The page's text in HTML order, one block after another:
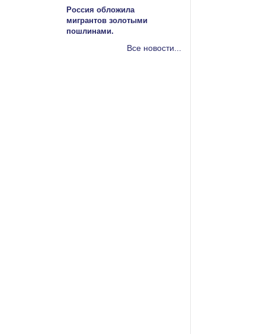
Россия обложила
мигрантов золотыми
пошлинами.
Все новости...